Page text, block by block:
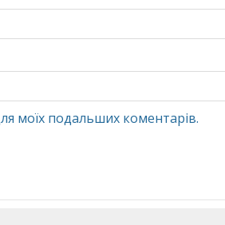
моїх подальших коментарів.